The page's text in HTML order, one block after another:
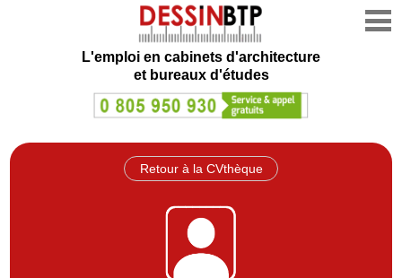
L'emploi en cabinets d'architecture
et bureaux d'études
Retour à la CVthèque